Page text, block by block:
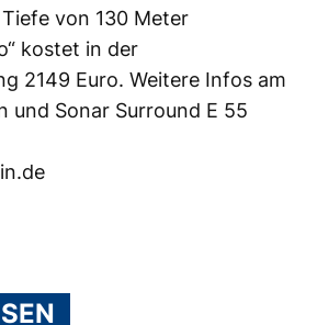
von 130 Meter
kostet in der
2149 Euro. Weitere Infos am
und Sonar Surround E 55